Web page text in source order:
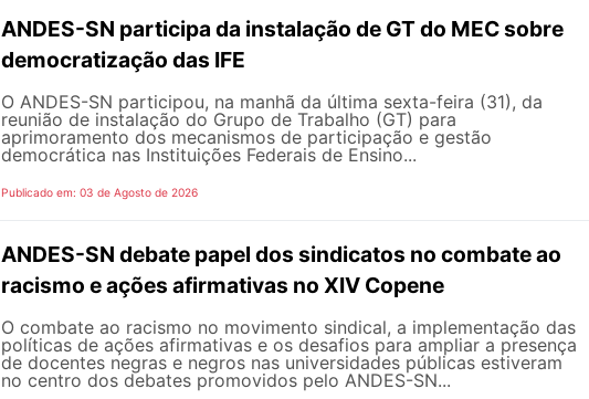
ANDES-SN participa da instalação de GT do MEC sobre
democratização das IFE
O ANDES-SN participou, na manhã da última sexta-feira (31), da
reunião de instalação do Grupo de Trabalho (GT) para
aprimoramento dos mecanismos de participação e gestão
democrática nas Instituições Federais de Ensino...
Publicado em: 03 de Agosto de 2026
ANDES-SN debate papel dos sindicatos no combate ao
racismo e ações afirmativas no XIV Copene
O combate ao racismo no movimento sindical, a implementação das
políticas de ações afirmativas e os desafios para ampliar a presença
de docentes negras e negros nas universidades públicas estiveram
no centro dos debates promovidos pelo ANDES-SN...